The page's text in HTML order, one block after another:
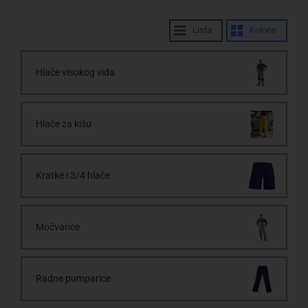
Lista Kolone
Hlače visokog vida
Hlače za kišu
Kratke i 3/4 hlače
Močvarice
Radne pumparice